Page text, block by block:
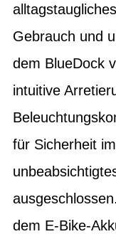
Gebrauch und
dem BlueDock
intuitive
für Sicherheit
dem E-Bike-